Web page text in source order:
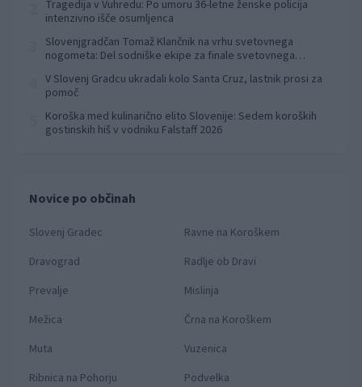
Tragedija v Vuhredu: Po umoru 36-letne ženske policija
intenzivno išče osumljenca
Slovenjgradčan Tomaž Klančnik na vrhu svetovnega
nogometa: Del sodniške ekipe za finale svetovnega
V Slovenj Gradcu ukradali kolo Santa Cruz, lastnik prosi za
pomoč
Koroška med kulinarično elito Slovenije: Sedem koroških
gostinskih hiš v vodniku Falstaff 2026
Novice po občinah
Slovenj Gradec
Ravne na Koroškem
Dravograd
Radlje ob Dravi
Prevalje
Mislinja
Mežica
Črna na Koroškem
Muta
Vuzenica
Ribnica na Pohorju
Podvelka